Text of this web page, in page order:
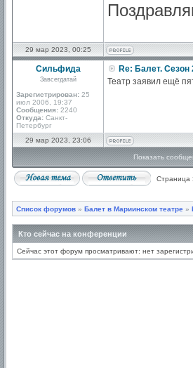
29 мар 2023, 00:25
Сильфида
Завсегдатай
Зарегистрирован: 25
июл 2006, 19:37
Сообщения: 2240
Откуда: Санкт-
Петербург
Re: Балет. Сезон
Театр заявил ещё
29 мар 2023, 23:06
Показать
Страница
Список форумов » Балет в Мариинском театре »
Кто сейчас на конференции
Сейчас этот форум просматривают: нет